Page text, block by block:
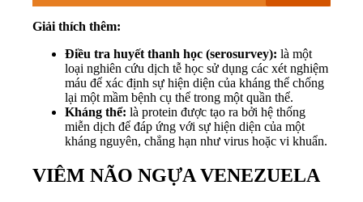
Giải thích thêm:
Điều tra huyết thanh học (serosurvey): là một
loại nghiên cứu dịch tễ học sử dụng các xét nghiệm
máu để xác định sự hiện diện của kháng thể chống
lại một mầm bệnh cụ thể trong một quần thể.
Kháng thể: là protein được tạo ra bởi hệ thống
miễn dịch để đáp ứng với sự hiện diện của một
kháng nguyên, chẳng hạn như virus hoặc vi khuẩn.
VIÊM NÃO NGỰA VENEZUELA